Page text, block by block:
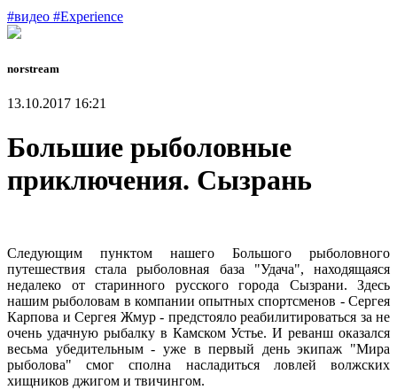
#видео #Experience
norstream
13.10.2017 16:21
Большие рыболовные
приключения. Сызрань
Следующим пунктом нашего Большого рыболовного
путешествия стала рыболовная база "Удача", находящаяся
недалеко от старинного русского города Сызрани. Здесь
нашим рыболовам в компании опытных спортсменов - Сергея
Карпова и Сергея Жмур - предстояло реабилитироваться за не
очень удачную рыбалку в Камском Устье. И реванш оказался
весьма убедительным - уже в первый день экипаж "Мира
рыболова" смог сполна насладиться ловлей волжских
хищников джигом и твичингом.